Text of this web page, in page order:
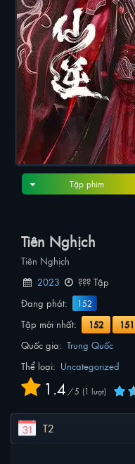
Tập phim
Tiên Nghịch
Tiên Nghịch
2023
??? Tập
Đang phát:
152
Tập mới nhất: 152 151
Quốc gia: Trung Quốc
Thể loại: Uncategorized
1.4 / 5 1 lượt
T2